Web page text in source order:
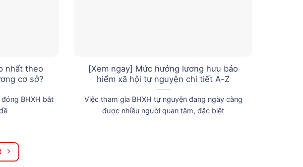
nhất theo
cơ sở?
BHXH bắt
[Xem ngay] Mức hưởng lương hưu bảo
hiểm xã hội tự nguyện chi tiết A-Z
Việc tham gia BHXH tự nguyện đang ngày càng
được nhiều người quan tâm, đặc biệt